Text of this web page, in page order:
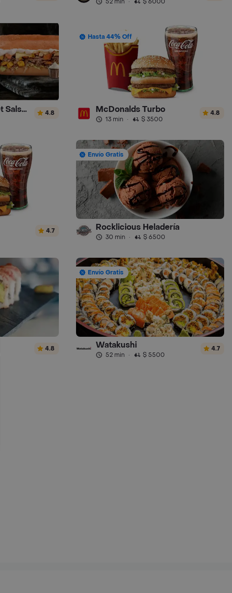
Sandwich Gourmet Salsa de Ajo 4.8
Hasta 44% Off
McDonalds Turbo
13 min · $ 3500
4.8
4.7
Envío Gratis
Rocklicious Heladería
30 min · $ 6500
4.8
Envío Gratis
Watakushi
52 min · $ 5500
4.7